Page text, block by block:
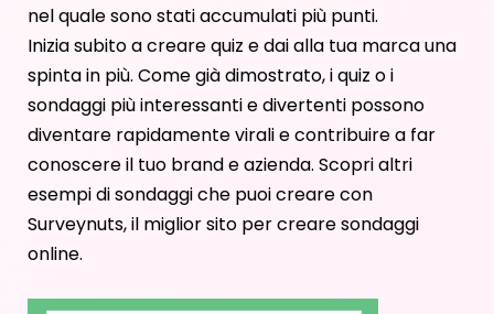
nel quale sono stati accumulati più punti.
Inizia subito a creare quiz e dai alla tua marca una
spinta in più. Come già dimostrato, i quiz o i
sondaggi più interessanti e divertenti possono
diventare rapidamente virali e contribuire a far
conoscere il tuo brand e azienda. Scopri altri
esempi di sondaggiche puoi creare con
Surveynuts, il miglior sito per creare sondaggi
online.